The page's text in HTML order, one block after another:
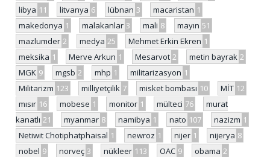
libya 11 litvanya 6 lübnan 3 macaristan 1
makedonya 1 malakanlar 3 mali 8 mayın 51
mazlumder 2 medya 25 Mehmet Erkin Ekren 1
meksika 1 Merve Arkun 1 Mesarvot 2 metin bayrak 2
MGK 9 mgsb 2 mhp 1 militarizasyon 1
Militarizm 123 milliyetçilik 7 misket bombası 10 MİT 12
mısır 16 mobese 1 monitor 1 mülteci 76
murat
kanatlı 21 myanmar 8 namibya 1 nato 107 nazizm 1
Netiwit Chotiphatphaisal 1 newroz 1 nijer 1 nijerya 8
nobel 9 norveç 3 nükleer 113 OAC 9 obama 2